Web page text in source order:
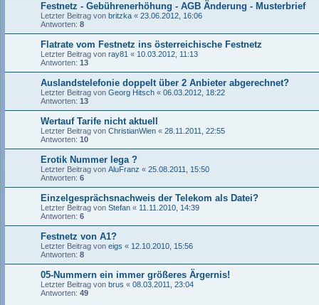
Festnetz - Gebührenerhöhung - AGB Änderung - Musterbrief
Letzter Beitrag von britzka « 23.06.2012, 16:06
Antworten: 8
Flatrate vom Festnetz ins österreichische Festnetz
Letzter Beitrag von ray81 « 10.03.2012, 11:13
Antworten: 13
Auslandstelefonie doppelt über 2 Anbieter abgerechnet?
Letzter Beitrag von Georg Hitsch « 06.03.2012, 18:22
Antworten: 13
Wertauf Tarife nicht aktuell
Letzter Beitrag von ChristianWien « 28.11.2011, 22:55
Antworten: 10
Erotik Nummer lega ?
Letzter Beitrag von AluFranz « 25.08.2011, 15:50
Antworten: 6
Einzelgesprächsnachweis der Telekom als Datei?
Letzter Beitrag von Stefan « 11.11.2010, 14:39
Antworten: 6
Festnetz von A1?
Letzter Beitrag von eigs « 12.10.2010, 15:56
Antworten: 8
05-Nummern ein immer größeres Ärgernis!
Letzter Beitrag von brus « 08.03.2011, 23:04
Antworten: 49